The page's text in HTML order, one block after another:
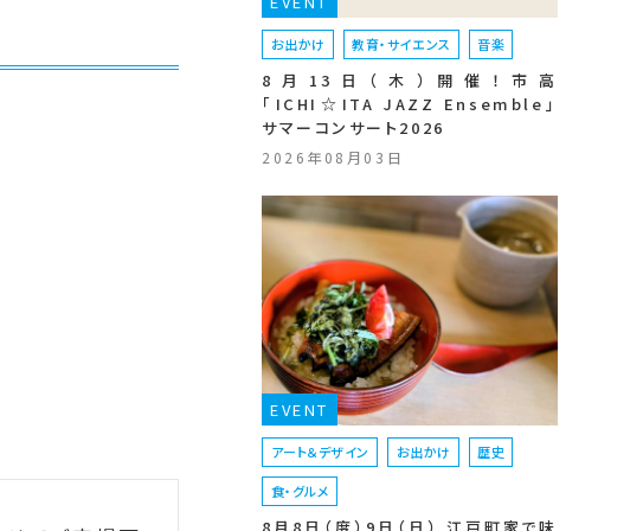
お出かけ 教育・サイエンス 音楽
8月13日（木）開催！市高
「ICHI☆ITA JAZZ Ensemble」
サマーコンサート2026
2026年08月03日
EVENT
アート＆デザイン お出かけ 歴史
食・グルメ
8月8日（度）9日（日） 江戸町家で味